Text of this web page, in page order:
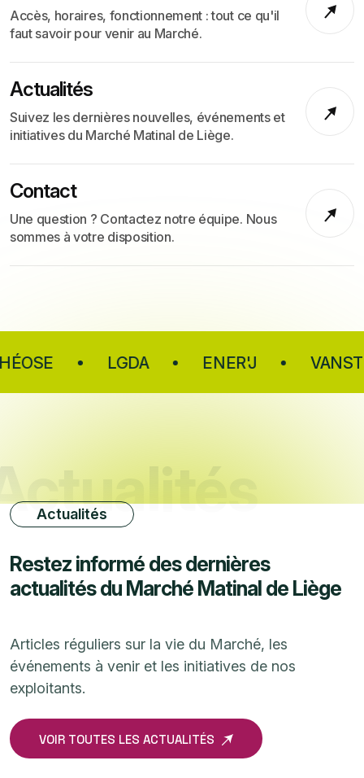
Accès, horaires, fonctionnement : tout ce qu'il
faut savoir pour venir au Marché.
Actualités
Suivez les dernières nouvelles, événements et
initiatives du Marché Matinal de Liège.
Contact
Une question ? Contactez notre équipe. Nous
sommes à votre disposition.
LGDA ENER'J
Actualités
Restez informé des dernières
actualités du Marché Matinal de Liège
Articles réguliers sur la vie du Marché, les
événements à venir et les initiatives de nos
exploitants.
VOIR TOUTES LES ACTUALITÉS